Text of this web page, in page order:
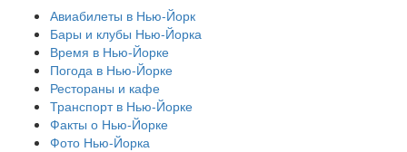
Авиабилеты в Нью-Йорк
Бары и клубы Нью-Йорка
Время в Нью-Йорке
Погода в Нью-Йорке
Рестораны и кафе
Транспорт в Нью-Йорке
Факты о Нью-Йорке
Фото Нью-Йорка